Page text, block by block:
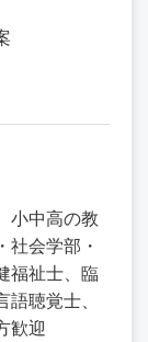
小中高の教
社会学部・
福祉士、臨
聴覚士、
歓迎